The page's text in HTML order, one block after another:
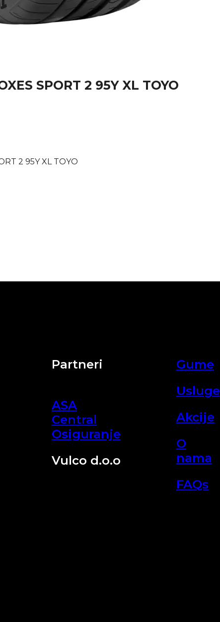
SPORT 2 95Y XL TOYO
2 95Y XL TOYO
Partneri
ASA
Central
Osiguranje
Vulco d.o.o
Gume
Usluge
Akcije
O
nama
FAQs